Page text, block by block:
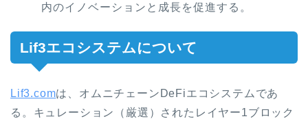
内のイノベーションと成長を促進する。
Lif3エコシステムについて
Lif3.comは、オムニチェーンDeFiエコシステムであ
る。キュレーション（厳選）されたレイヤー1ブロック